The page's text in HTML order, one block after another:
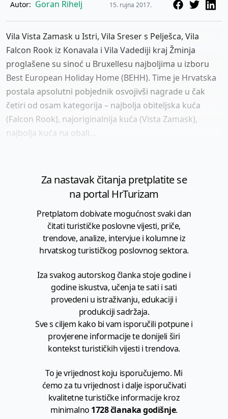
Autor: Goran Rihelj 15. rujna 2017.
Vila Vista Zamask u Istri, Vila Sreser s Pelješca, Vila
Falcon Rook iz Konavala i Vila Vadediji kraj Žminja
proglašene su sinoć u Bruxellesu najboljima u izboru
Best European Holiday Home (BEHH). Time je Hrvatska
postala apsolutni pobjednik osvojivši nagrade u čak
četiri od osam kategorija – najbolja obiteljska kuća
(Falcon Rook), najoriginalnija kuća (Vista Zamask),
najbolja kuća na obali...
Za nastavak čitanja pretplatite se
na portal HrTurizam
Pretplatom dobivate mogućnost svaki dan
čitati turističke poslovne vijesti, priče,
trendove, analize, intervjue i kolumne iz
hrvatskog turističkog poslovnog sektora.
Iza svakog autorskog članka stoje godine i
godine iskustva, učenja te sati i sati
provedeni u istraživanju, edukaciji i
produkciji sadržaja.
Sve s ciljem kako bi vam isporučili potpune i
provjerene informacije te donijeli širi
kontekst turističkih vijesti i trendova.
To je vrijednost koju isporučujemo. Mi
ćemo za tu vrijednost i dalje isporučivati
kvalitetne turističke informacije kroz
minimalno 1728 članaka godišnje.